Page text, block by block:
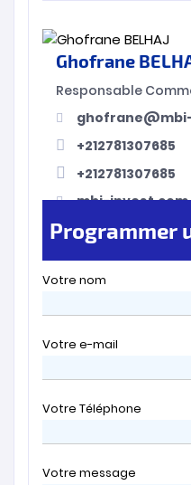
Ghofrane
Responsable
+212781307685
+212781307685
mbi-invest.com
Programmer
Votre nom
Votre e-mail
Votre Téléphone
Votre message